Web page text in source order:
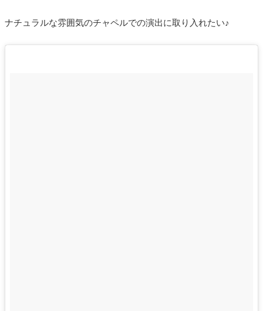
ナチュラルな雰囲気のチャペルでの演出に取り入れたい♪